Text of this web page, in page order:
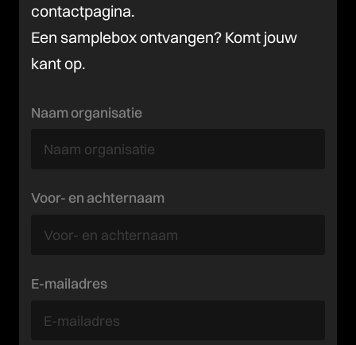
contactpagina.
Een samplebox ontvangen? Komt jouw
kant op.
Naam organisatie
Voor- en achternaam
E-mailadres